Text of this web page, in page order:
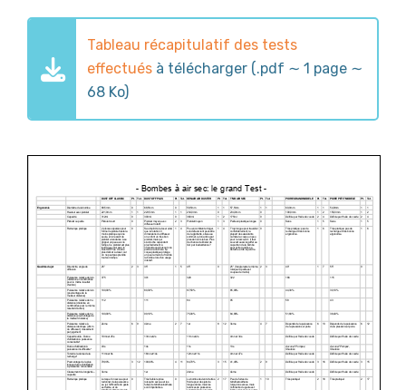
Tableau récapitulatif des tests
effectués à télécharger (.pdf ∼ 1 page ∼
68 Ko)